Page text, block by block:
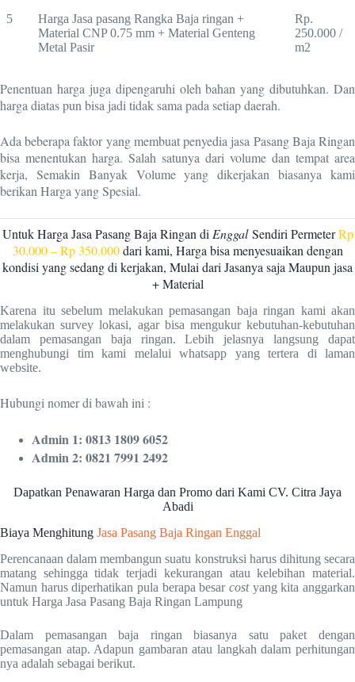
5
Harga Jasa pasang Rangka Baja ringan +
Material CNP 0.75 mm + Material Genteng
Metal Pasir
Rp.
250.000 /
m2
Penentuan harga juga dipengaruhi oleh bahan yang dibutuhkan. Dan
harga diatas pun bisa jadi tidak sama pada setiap daerah.
Ada beberapa faktor yang membuat penyedia jasa Pasang Baja Ringan
bisa menentukan harga. Salah satunya dari volume dan tempat area
kerja, Semakin Banyak Volume yang dikerjakan biasanya kami
berikan Harga yang Spesial.
Untuk Harga Jasa Pasang Baja Ringan diEnggal Sendiri PermeterRp
30.000 – Rp 350.000dari kami, Harga bisa menyesuaikan dengan
kondisi yang sedang di kerjakan, Mulai dari Jasanya saja Maupun jasa
+ Material
Karena itu sebelum melakukan pemasangan baja ringan kami akan
melakukan survey lokasi, agar bisa mengukur kebutuhan-kebutuhan
dalam pemasangan baja ringan. Lebih jelasnya langsung dapat
menghubungi tim kami melalui whatsapp yang tertera di laman
website.
Hubungi nomer di bawah ini :
Admin 1: 0813 1809 6052
Admin 2: 0821 7991 2492
Dapatkan Penawaran Harga dan Promo dari Kami CV. Citra Jaya
Abadi
Biaya Menghitung Jasa Pasang Baja Ringan Enggal
Perencanaan dalam membangun suatu konstruksi harus dihitung secara
matang sehingga tidak terjadi kekurangan atau kelebihan material.
Namun harus diperhatikan pula berapa besar costyang kita anggarkan
untuk Harga Jasa Pasang Baja Ringan Lampung
Dalam pemasangan baja ringan biasanya satu paket dengan
pemasangan atap. Adapun gambaran atau langkah dalam perhitungan
nya adalah sebagai berikut.